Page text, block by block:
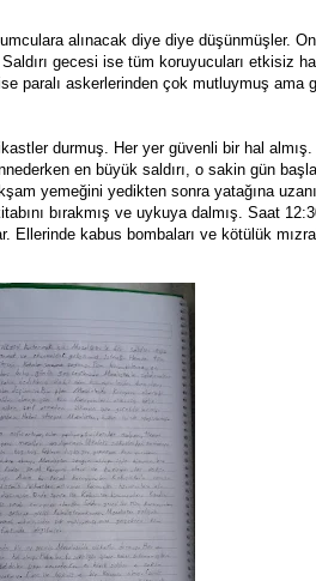
alınacak diye diye düşünmüşler.
gecesi ise tüm koruyucuları etkisiz
paralı askerlerinden çok mutluymuş ama
durmuş. Her yer güvenli bir hal
en büyük saldırı, o sakin gün
yemeğini yedikten sonra yatağına
bırakmış ve uykuya dalmış. Saat
Ellerinde kabus bombaları ve kötülük